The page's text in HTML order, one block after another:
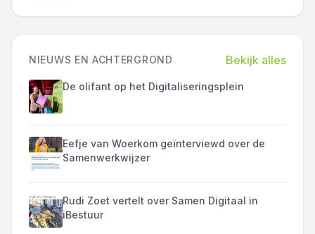
NIEUWS EN ACHTERGROND Bekijk alles
De olifant op het Digitaliseringsplein
Eefje van Woerkom geïnterviewd over de
Samenwerkwijzer
Rudi Zoet vertelt over Samen Digitaal in
iBestuur